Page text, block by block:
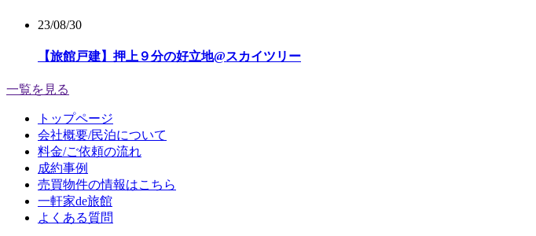
23/08/30
【旅館戸建】押上９分の好立地@スカイツリー
一覧を見る
トップページ
会社概要/民泊について
料金/ご依頼の流れ
成約事例
売買物件の情報はこちら
一軒家de旅館
よくある質問